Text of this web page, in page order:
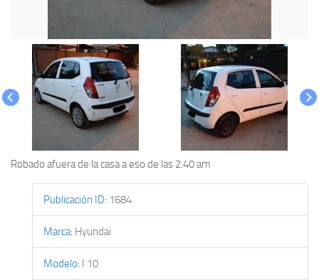
Robado afuera de la casa a eso de las 2.40 am
Publicación ID: 1684
Marca: Hyundai
Modelo: I 10